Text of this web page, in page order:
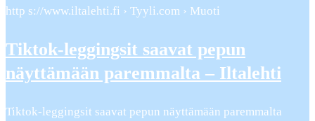
http s://www.iltalehti.fi › Tyyli.com › Muoti
Tiktok-leggingsit saavat pepun
näyttämään paremmalta – Iltalehti
Tiktok-leggingsit saavat pepun näyttämään paremmalta